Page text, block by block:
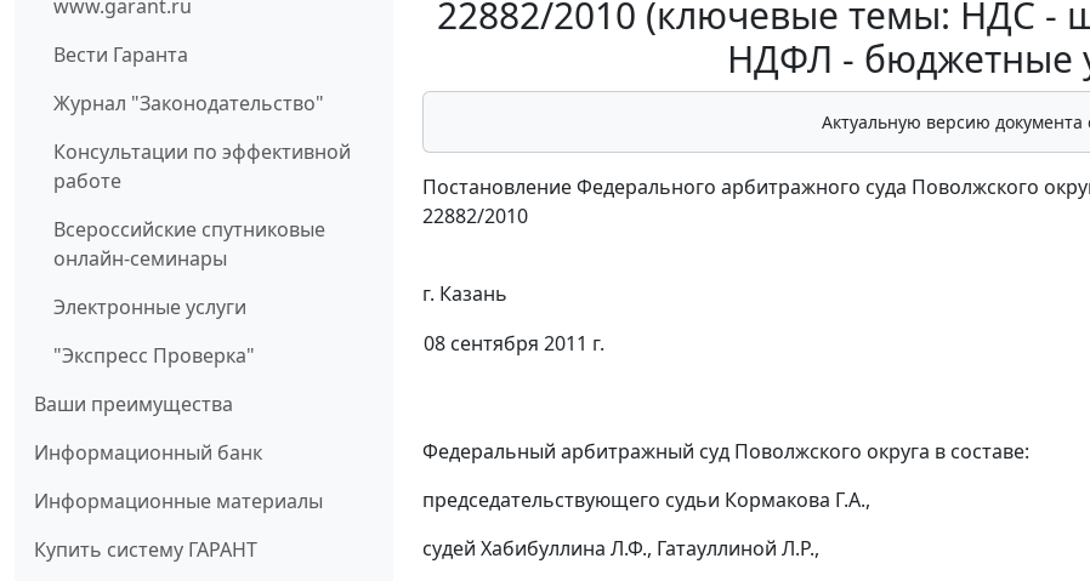
www.garant.ru
Вести Гаранта
Журнал "Законодательство"
Консультации по эффективной
работе
Всероссийские спутниковые
онлайн-семинары
Электронные услуги
"Экспресс Проверка"
Ваши преимущества
Информационный банк
Информационные материалы
Купить систему ГАРАНТ
22882/2010 (ключевые темы: НДС -
НДФЛ - бюджетные
Актуальную версию документа
Постановление Федерального арбитражного суда Поволжского
22882/2010
г. Казань
08 сентября 2011 г.
Федеральный арбитражный суд Поволжского округа в составе:
председательствующего судьи Кормакова Г.А.,
судей Хабибуллина Л.Ф., Гатауллиной Л.Р.,